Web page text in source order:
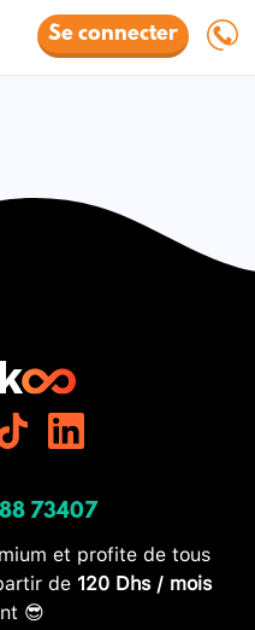
Se connecter
73407
et profite de tous
de 120 Dhs / mois
😎